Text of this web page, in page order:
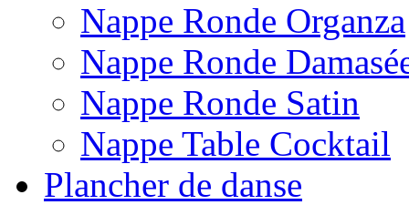
Nappe Ronde Organza
Nappe Ronde
Nappe Ronde Satin
Nappe Table Cocktail
Plancher de danse